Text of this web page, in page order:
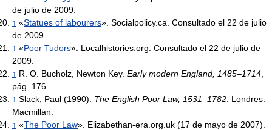
de julio de 2009.
↑ «Statues of labourers». Socialpolicy.ca. Consultado el 22 de julio
de 2009.
↑ «Poor Tudors». Localhistories.org. Consultado el 22 de julio de
2009.
↑ R. O. Bucholz, Newton Key. Early modern England, 1485–1714
pág. 176
↑ Slack, Paul (1990). The English Poor Law, 1531–1782 . Londres:
Macmillan.
↑ «The Poor Law». Elizabethan-era.org.uk (17 de mayo de 2007).